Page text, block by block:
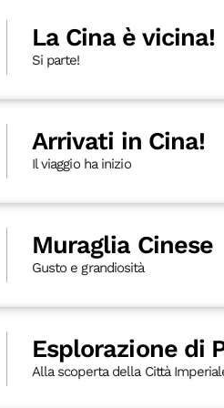
La Cina è vicina!
Si parte!
Arrivati in Cina!
Il viaggio ha inizio
Muraglia Cinese
Gusto e grandiosità
Esplorazione di
Alla scoperta della Città